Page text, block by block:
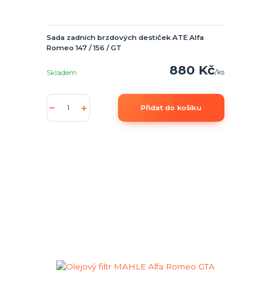
Sada zadních brzdových destiček ATE Alfa
Romeo 147 / 156 / GT
880 Kč/ks
Skladem
Přidat do košíku